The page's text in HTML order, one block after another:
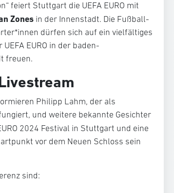
feiert Stuttgart die UEFA EURO mit
Zones in der Innenstadt. Die Fußball-
dürfen sich auf ein vielfältiges
EURO in der baden-
freuen.
Philipp Lahm, der als
und weitere bekannte Gesichter
2024 Festival in Stuttgart und eine
vor dem Neuen Schloss sein
sind: